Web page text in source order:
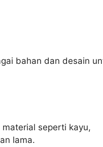
bahan dan desain
seperti kayu,
lama.